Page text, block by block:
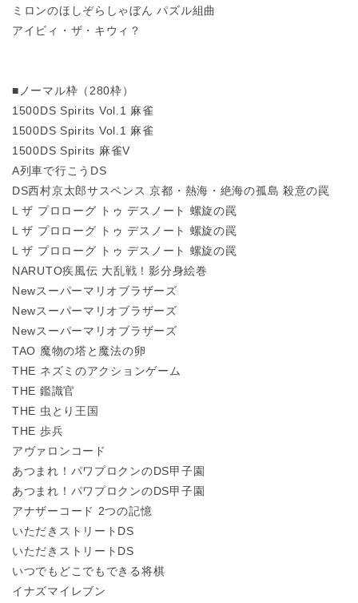
ミロンのほしぞらしゃぼん パズル組曲
アイビィ・ザ・キウィ？
■ノーマル枠（280枠）
1500DS Spirits Vol.1 麻雀
1500DS Spirits Vol.1 麻雀
1500DS Spirits 麻雀V
A列車で行こうDS
DS西村京太郎サスペンス 京都・熱海・絶海の孤島 殺意の罠
L ザ プロローグ トゥ デスノート 螺旋の罠
L ザ プロローグ トゥ デスノート 螺旋の罠
L ザ プロローグ トゥ デスノート 螺旋の罠
NARUTO疾風伝 大乱戦！影分身絵巻
Newスーパーマリオブラザーズ
Newスーパーマリオブラザーズ
Newスーパーマリオブラザーズ
TAO 魔物の塔と魔法の卵
THE ネズミのアクションゲーム
THE 鑑識官
THE 虫とり王国
THE 歩兵
アヴァロンコード
あつまれ！パワプロクンのDS甲子園
あつまれ！パワプロクンのDS甲子園
アナザーコード 2つの記憶
いただきストリートDS
いただきストリートDS
いつでもどこでもできる将棋
イナズマイレブン